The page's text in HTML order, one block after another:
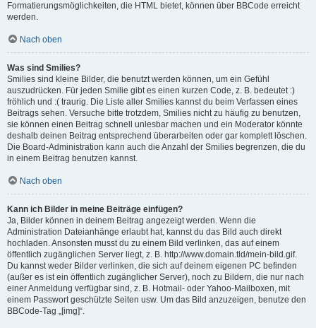
Formatierungsmöglichkeiten, die HTML bietet, können über BBCode erreicht
werden.
Nach oben
Was sind Smilies?
Smilies sind kleine Bilder, die benutzt werden können, um ein Gefühl
auszudrücken. Für jeden Smilie gibt es einen kurzen Code, z. B. bedeutet :)
fröhlich und :( traurig. Die Liste aller Smilies kannst du beim Verfassen eines
Beitrags sehen. Versuche bitte trotzdem, Smilies nicht zu häufig zu benutzen,
sie können einen Beitrag schnell unlesbar machen und ein Moderator könnte
deshalb deinen Beitrag entsprechend überarbeiten oder gar komplett löschen.
Die Board-Administration kann auch die Anzahl der Smilies begrenzen, die du
in einem Beitrag benutzen kannst.
Nach oben
Kann ich Bilder in meine Beiträge einfügen?
Ja, Bilder können in deinem Beitrag angezeigt werden. Wenn die
Administration Dateianhänge erlaubt hat, kannst du das Bild auch direkt
hochladen. Ansonsten musst du zu einem Bild verlinken, das auf einem
öffentlich zugänglichen Server liegt, z. B. http://www.domain.tld/mein-bild.gif.
Du kannst weder Bilder verlinken, die sich auf deinem eigenen PC befinden
(außer es ist ein öffentlich zugänglicher Server), noch zu Bildern, die nur nach
einer Anmeldung verfügbar sind, z. B. Hotmail- oder Yahoo-Mailboxen, mit
einem Passwort geschützte Seiten usw. Um das Bild anzuzeigen, benutze den
BBCode-Tag „[img]“.